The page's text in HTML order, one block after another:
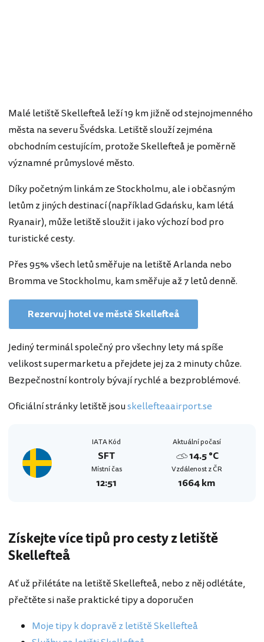
Malé letiště Skellefteå leží 19 km jižně od stejnojmenného
města na severu Švédska. Letiště slouží zejména
obchodním cestujícím, protože Skellefteå je poměrně
významné průmyslové město.
Díky početným linkám ze Stockholmu, ale i občasným
letům z jiných destinací (například Gdańsku, kam létá
Ryanair), může letiště sloužit i jako výchozí bod pro
turistické cesty.
Přes 95% všech letů směřuje na letiště Arlanda nebo
Bromma ve Stockholmu, kam směřuje až 7 letů denně.
Rezervuj hotel ve městě Skellefteå
Jediný terminál společný pro všechny lety má spíše
velikost supermarketu a přejdete jej za 2 minuty chůze.
Bezpečnostní kontroly bývají rychlé a bezproblémové.
Oficiální stránky letiště jsouskellefteaairport.se
IATA Kód
SFT
Aktuální počasí
14.5 °C
Místní čas
12:51
Vzdálenost z ČR
1664 km
Získejte více tipů pro cesty z letiště
Skellefteå
Ať už přilétáte na letiště Skellefteå, nebo z něj odlétáte,
přečtěte si naše praktické tipy a doporučen
Moje tipy k dopravě z letiště Skellefteå